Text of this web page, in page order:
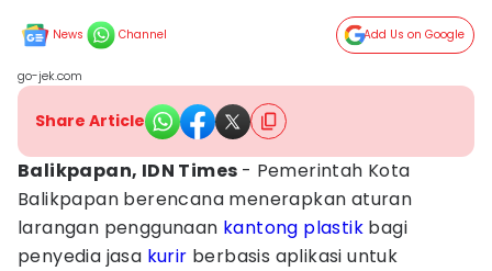
News Channel Add Us on Google
go-jek.com
Share Article
Balikpapan, IDN Times - Pemerintah Kota
Balikpapan berencana menerapkan aturan
larangan penggunaan kantong plastik bagi
penyedia jasa kurir berbasis aplikasi untuk